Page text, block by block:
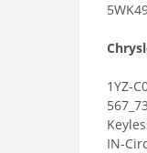
1YZ-
IN-